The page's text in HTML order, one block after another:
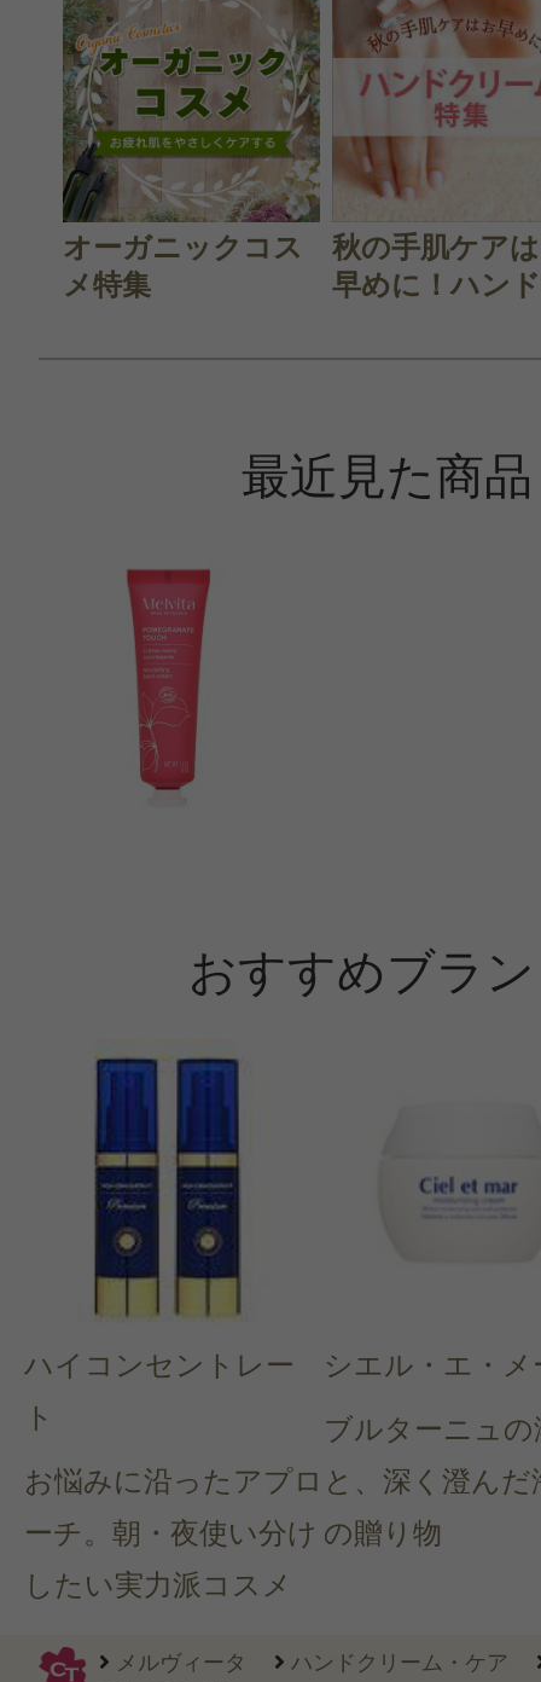
オーガニックコス
メ特集
秋の手肌ケア
早めに！ハン
最近見た商品
おすすめブラ
ハイコンセントレー
ト
お悩みに沿ったアプロ
ーチ。朝・夜使い分け
したい実力派コスメ
シエル・エ・メ
ブルターニュの
と、深く澄んだ
の贈り物
メルヴィータ
ハンドクリーム・ケア